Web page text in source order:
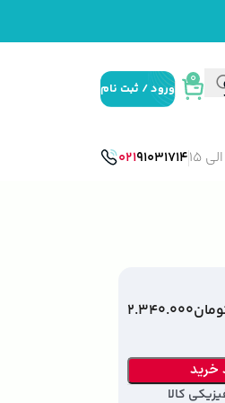
0
ورود / ثبت نام
02191031714
۲.۳۴۰.۰۰۰
خرید
کالا